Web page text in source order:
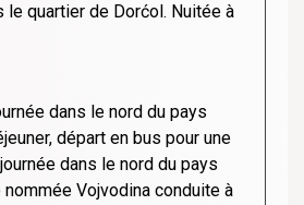
le quartier de Dorćol. Nuitée à
dans le nord du pays
départ en bus pour une
dans le nord du pays
Vojvodina conduite à